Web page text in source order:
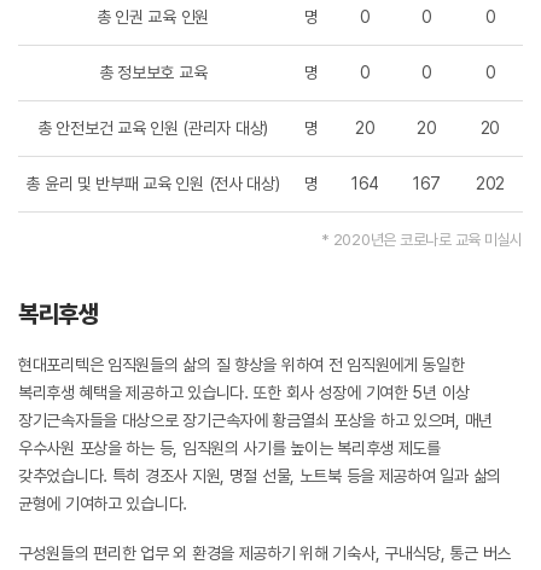
총 인권 교육 인원 명 0 0 0
총 정보보호 교육 명 0 0 0
총 안전보건 교육 인원 (관리자 대상) 명 20 20 20
총 윤리 및 반부패 교육 인원 (전사 대상) 명 164 167 202
* 2020년은 코로나로 교육 미실시
복리후생
현대포리텍은 임직원들의 삶의 질 향상을 위하여 전 임직원에게 동일한
복리후생 혜택을 제공하고 있습니다. 또한 회사 성장에 기여한 5년 이상
장기근속자들을 대상으로 장기근속자에 황금열쇠 포상을 하고 있으며, 매년
우수사원 포상을 하는 등, 임직원의 사기를 높이는 복리후생 제도를
갖추었습니다. 특히 경조사 지원, 명절 선물, 노트북 등을 제공하여 일과 삶의
균형에 기여하고 있습니다.
구성원들의 편리한 업무 외 환경을 제공하기 위해 기숙사, 구내식당, 통근 버스